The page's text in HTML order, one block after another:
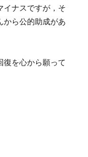
イナスですが，そ
から公的助成があ
復を心から願って